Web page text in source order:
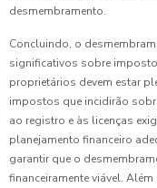
desmembramento.
Concluindo, o
significativos sobre
proprietários devem estar
impostos que incidirão
ao registro e às licenças
planejamento financeiro
garantir que o
financeiramente viável.